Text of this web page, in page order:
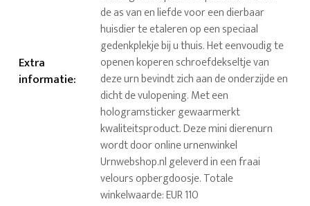
Extra
informatie:
de as van en liefde voor een dierbaar
huisdier te etaleren op een speciaal
gedenkplekje bij u thuis. Het eenvoudig te
openen koperen schroefdekseltje van
deze urn bevindt zich aan de onderzijde en
dicht de vulopening. Met een
hologramsticker gewaarmerkt
kwaliteitsproduct. Deze mini dierenurn
wordt door online urnenwinkel
Urnwebshop.nl geleverd in een fraai
velours opbergdoosje. Totale
winkelwaarde: EUR 110